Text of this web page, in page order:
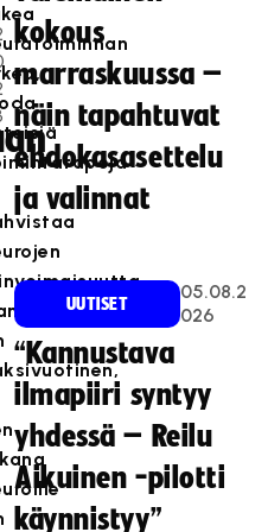
kokous
marraskuussa –
näin tapahtuvat
ehdokasasettelu
ja valinnat
UUTISET
05.08.2
026
“Kannustava
ilmapiiri syntyy
yhdessä – Reilu
Aikuinen -pilotti
käynnistyy”